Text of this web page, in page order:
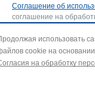
Соглашение об
соглашение на
Для отзыва согласия
запрос на адрес эл.
использовать
cookie на основании
на обработку